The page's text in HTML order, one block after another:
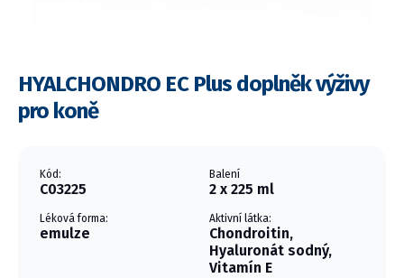
HYALCHONDRO EC Plus doplněk výživy
pro koně
Kód:
C03225
Balení
2 x 225 ml
Léková forma:
emulze
Aktivní látka:
Chondroitin,
Hyaluronát sodný,
Vitamín E